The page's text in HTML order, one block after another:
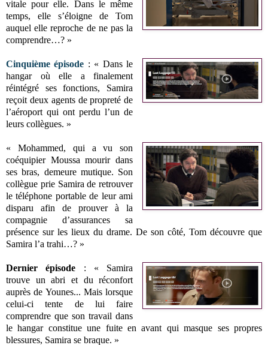
vitale pour elle. Dans le même
temps, elle s’éloigne de Tom
auquel elle reproche de ne pas la
comprendre…? »
Cinquième épisode : « Dans le
hangar où elle a finalement
réintégré ses fonctions, Samira
reçoit deux agents de propreté de
l’aéroport qui ont perdu l’un de
leurs collègues. »
« Mohammed, qui a vu son
coéquipier Moussa mourir dans
ses bras, demeure mutique. Son
collègue prie Samira de retrouver
le téléphone portable de leur ami
disparu afin de prouver à la
compagnie d’assurances sa
présence sur les lieux du drame. De son côté, Tom découvre que
Samira l’a trahi…? »
Dernier épisode : « Samira
trouve un abri et du réconfort
auprès de Younes... Mais lorsque
celui-ci tente de lui faire
comprendre que son travail dans
le hangar constitue une fuite en avant qui masque ses propres
blessures, Samira se braque. »